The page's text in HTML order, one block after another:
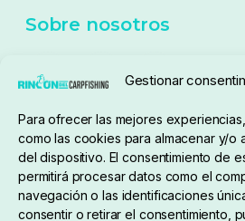
Gestionar
Para ofrecer las mejores
como las cookies para almacenar y/o
del dispositivo. El consentimiento de
permitirá procesar datos como el
navegación o las identificaciones
consentir o retirar el consentimiento,